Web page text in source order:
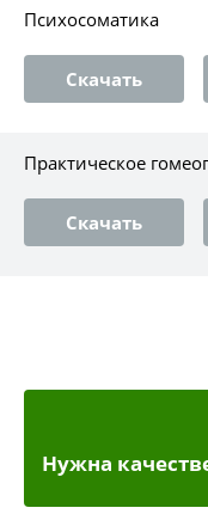
Психосоматика
Скачать
Практическое
Скачать
Нужна